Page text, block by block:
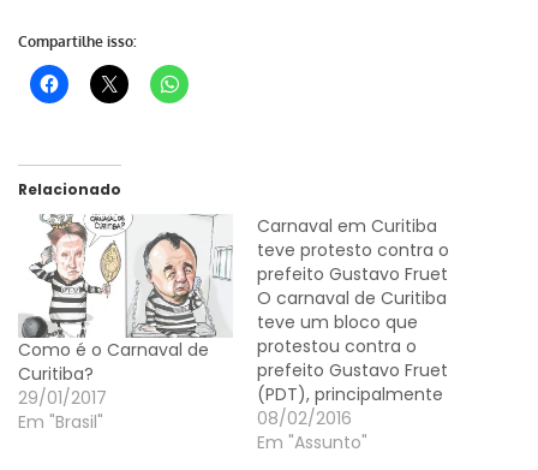
Compartilhe isso:
Relacionado
Como é o Carnaval de
Curitiba?
29/01/2017
Em "Brasil"
Carnaval em Curitiba
teve protesto contra o
prefeito Gustavo Fruet
O carnaval de Curitiba
teve um bloco que
protestou contra o
prefeito Gustavo Fruet
(PDT), principalmente
contra o aumento da
passagem de ônibus, e
08/02/2016
Em "Assunto"